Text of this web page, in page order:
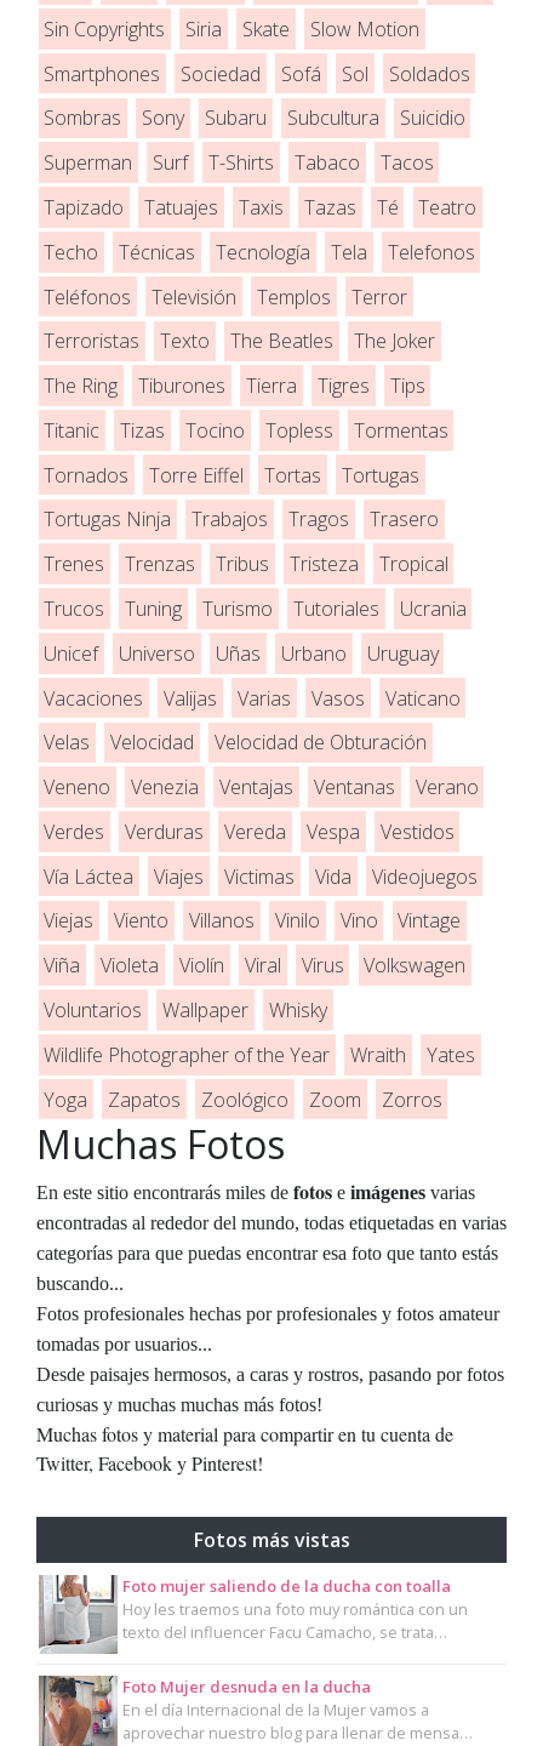
Sin Copyrights
Siria Skate
Slow Motion
Smartphones
Sociedad Sofá Sol
Soldados
Sombras
Sony Subaru Subcultura
Suicidio
Superman
Surf T-Shirts Tabaco
Tacos
Tapizado
Tatuajes Taxis Tazas Té
Teatro
Techo
Técnicas Tecnología Tela
Telefonos
Teléfonos
Televisión Templos
Terror
Terroristas
Texto The Beatles
The Joker
The Ring
Tiburones Tierra Tigres
Tips
Titanic
Tizas Tocino Topless
Tormentas
Tornados
Torre Eiffel Tortas
Tortugas
Tortugas Ninja
Trabajos Tragos
Trasero
Trenes
Trenzas Tribus Tristeza
Tropical
Trucos
Tuning Turismo Tutoriales
Ucrania
Unicef
Universo Uñas Urbano
Uruguay
Vacaciones
Valijas Varias Vasos
Vaticano
Velas
Velocidad
Velocidad de Obturación
Veneno
Venezia Ventajas Ventanas
Verano
Verdes
Verduras Vereda Vespa
Vestidos
Vía Láctea
Viajes Victimas Vida
Videojuegos
Viejas
Viento Villanos Vinilo Vino
Vintage
Viña
Violeta Violín Viral Virus
Volkswagen
Voluntarios
Wallpaper
Whisky
Wildlife Photographer of the Year
Wraith
Yates
Yoga
Zapatos Zoológico Zoom Zorros
Muchas Fotos
En este sitio encontrarás miles de fotos e imágenes varias
encontradas al rededor del mundo, todas etiquetadas en varias
categorías para que puedas encontrar esa foto que tanto estás
buscando...
Fotos profesionales hechas por profesionales y fotos amateur
tomadas por usuarios...
Desde paisajes hermosos, a caras y rostros, pasando por fotos
curiosas y muchas muchas más fotos!
Muchas fotos y material para compartir en tu cuenta de
Twitter, Facebook y Pinterest!
Fotos más vistas
Foto mujer saliendo de la ducha con toalla
Hoy les traemos una foto muy romántica con un
texto del influencer Facu Camacho, se trata…
Foto Mujer desnuda en la ducha
En el día Internacional de la Mujer vamos a
aprovechar nuestro blog para llenar de mensa…